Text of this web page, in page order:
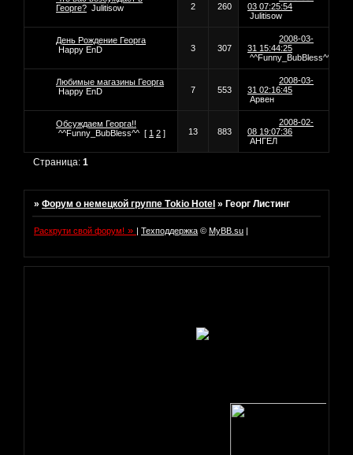
Георге? Julitisow 2 260
03 07:25:54
Julitisow
День Рождение Георга
Happy EnD
3 307
2008-03-
31 15:44:25
^^Funny_BubBless^^
Любимые магазины Георга
Happy EnD
7 553
2008-03-
31 02:16:45
Арвен
Обсуждаем Георга!!
^^Funny_BubBless^^ [ 1 2 ] 13 883
2008-02-
08 19:07:36
АНГЕЛ
Страница:1
»Форум о немецкой группе Tоkio Hotel »Георг Листинг
Раскрути свой форум! » Техподдержка © MyBB.su